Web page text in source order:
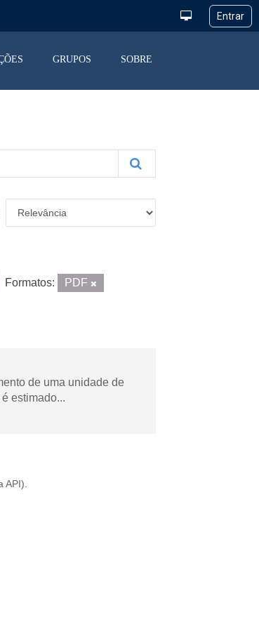
GRUPOS SOBRE
Formatos:
PDF
de uma unidade de
estimado...
API ).